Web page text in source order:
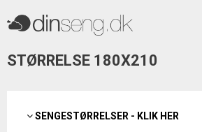
STØRRELSE 180X210
SENGESTØRRELSER - KLIK HER